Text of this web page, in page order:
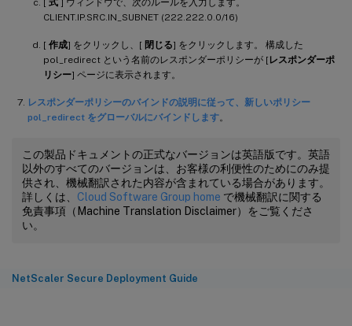
CLIENT.IP.SRC.IN_SUBNET (222.222.0.0/16)
[ 作成] をクリックし、[ 閉じる] をクリックします。 構成した
pol_redirect という名前のレスポンダーポリシーが [ レスポンダーポ
リシー] ページに表示されます。
レスポンダーポリシーのバインドの説明に従って、新しいポリシー
pol_redirect をグローバルにバインドします。
この製品ドキュメントの正式なバージョンは英語版です。英語
以外のすべてのバージョンは、お客様の利便性のためにのみ提
供され、機械翻訳された内容が含まれている場合があります。
詳しくは、 Cloud Software Group home で機械翻訳に関する
免責事項（Machine Translation Disclaimer）をご覧くださ
い。
NetScaler Secure Deployment Guide